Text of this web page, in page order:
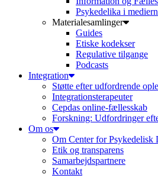
Psykedelika i
Materialesamlinger
Guides
Etiske kodekser
Regulative tilgange
Podcasts
Integration
Støtte efter udfordrende
Integrationsterapeuter
Cepdas online-fællesskab
Forskning: Udfordringer
Om os
Om Center for Psykedelisk
Etik og transparens
Samarbejdspartnere
Kontakt